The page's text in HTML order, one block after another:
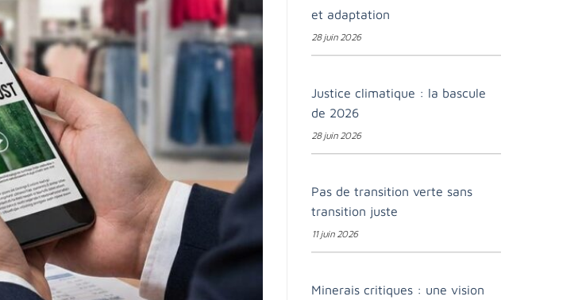
et adaptation
28 juin 2026
Justice climatique : la bascule
de 2026
28 juin 2026
Pas de transition verte sans
transition juste
11 juin 2026
Minerais critiques : une vision